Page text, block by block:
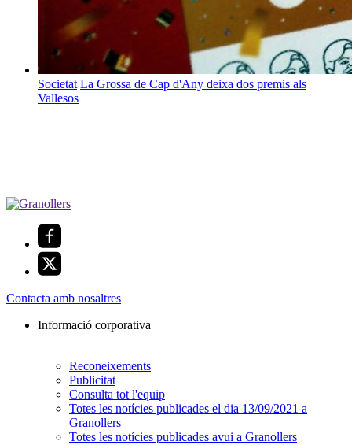
Societat La Grossa de Cap d'Any deixa dos premis als
Vallesos
Contacta amb nosaltres
Informació corporativa
Reconeixements
Publicitat
Consulta tot l'equip
Totes les notícies publicades el dia 13/09/2021 a
Granollers
Totes les notícies publicades avui a Granollers